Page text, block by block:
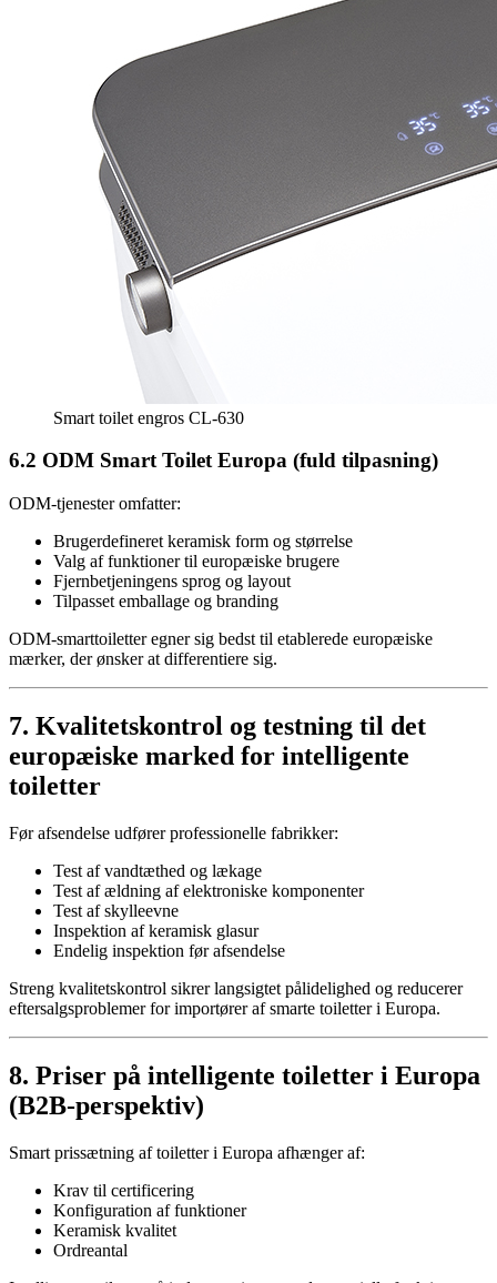
Smart toilet engros CL-630
6.2 ODM Smart Toilet Europa (fuld tilpasning)
ODM-tjenester omfatter:
Brugerdefineret keramisk form og størrelse
Valg af funktioner til europæiske brugere
Fjernbetjeningens sprog og layout
Tilpasset emballage og branding
ODM-smarttoiletter egner sig bedst til etablerede europæiske
mærker, der ønsker at differentiere sig.
7. Kvalitetskontrol og testning til det
europæiske marked for intelligente
toiletter
Før afsendelse udfører professionelle fabrikker:
Test af vandtæthed og lækage
Test af ældning af elektroniske komponenter
Test af skylleevne
Inspektion af keramisk glasur
Endelig inspektion før afsendelse
Streng kvalitetskontrol sikrer langsigtet pålidelighed og reducerer
eftersalgsproblemer for importører af smarte toiletter i Europa.
8. Priser på intelligente toiletter i Europa
(B2B-perspektiv)
Smart prissætning af toiletter i Europa afhænger af:
Krav til certificering
Konfiguration af funktioner
Keramisk kvalitet
Ordreantal